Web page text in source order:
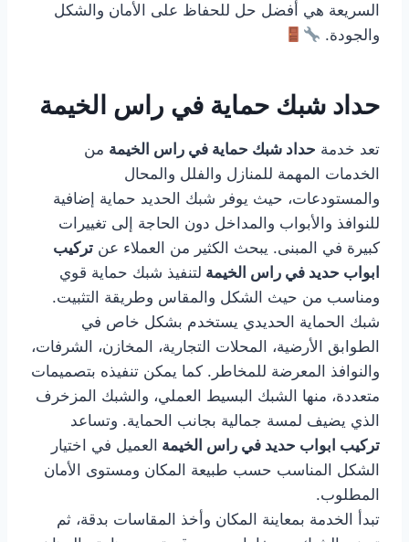
السريعة هي أفضل حل للحفاظ على الأمان والشكل
والجودة.
حداد شبك حماية في راس الخيمة
تعد خدمة حداد شبك حماية في راس الخيمة من
الخدمات المهمة للمنازل والفلل والمحال
والمستودعات، حيث يوفر شبك الحديد حماية إضافية
للنوافذ والأبواب والمداخل دون الحاجة إلى تغييرات
كبيرة في المبنى. يبحث الكثير من العملاء عن تركيب
ابواب حديد في راس الخيمة لتنفيذ شبك حماية قوي
ومناسب من حيث الشكل والمقاس وطريقة التثبيت.
شبك الحماية الحديدي يستخدم بشكل خاص في
الطوابق الأرضية، المحلات التجارية، المخازن، الشرفات،
والنوافذ المعرضة للمخاطر. كما يمكن تنفيذه بتصميمات
متعددة، منها الشبك البسيط العملي، والشبك المزخرف
الذي يضيف لمسة جمالية بجانب الحماية. وتساعد
تركيب ابواب حديد في راس الخيمة العميل في اختيار
الشكل المناسب حسب طبيعة المكان ومستوى الأمان
المطلوب.
تبدأ الخدمة بمعاينة المكان وأخذ المقاسات بدقة، ثم